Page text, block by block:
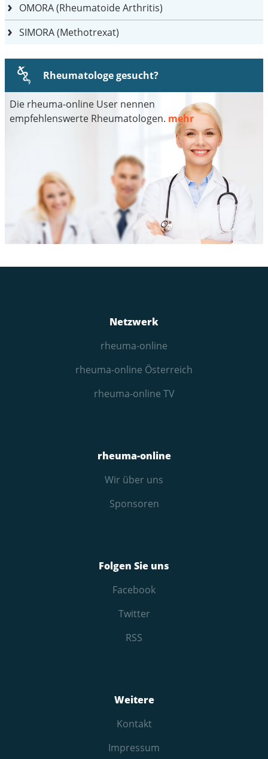
OMORA (Rheumatoide Arthritis)
SIMORA (Methotrexat)
Rheumatologe gesucht?
Die rheuma-online User nennen
empfehlenswerte Rheumatologen. mehr
Netzwerk
rheuma-online
rheuma-online Österreich
rheuma-online TV
rheuma-online
Wir über uns
Sponsoren
Folgen Sie uns
Facebook
Twitter
RSS
Weitere
Kontakt
Impressum